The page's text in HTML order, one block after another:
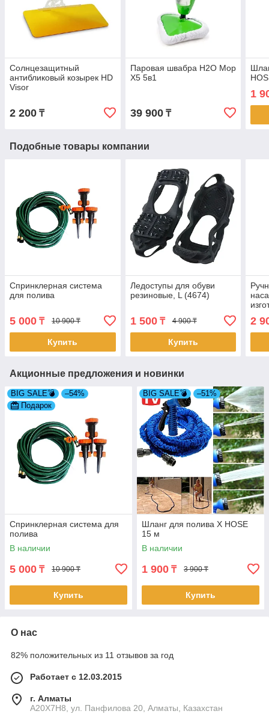
Солнцезащитный
антибликовый козырек HD
Visor
2 200 ₸
Паровая швабра H2O Mop
X5 5в1
39 900₸
1
Подобные товары компании
Спринклерная система
для полива
5 000 ₸ 10 900 ₸
Купить
Ледоступы для обуви
резиновые, L (4674)
1 500₸ 4 900 ₸
Купить
2
Акционные предложения и новинки
BIG SALE💣
–54%
Подарок
Спринклерная система для
полива
В наличии
5 000 ₸ 10 900 ₸
Купить
BIG SALE💣 –51%
Шланг для полива X HOSE
15 м
В наличии
1 900 ₸ 3 900 ₸
Купить
О нас
82% положительных из 11 отзывов за год
Работает с 12.03.2015
г. Алматы
A20X7H8, ул. Панфилова 20, Алматы, Казахстан